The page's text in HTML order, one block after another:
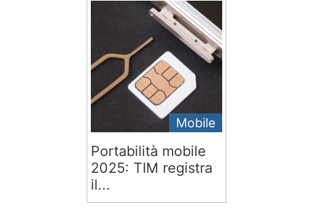
Mobile
Portabilità mobile
2025: TIM registra
il...